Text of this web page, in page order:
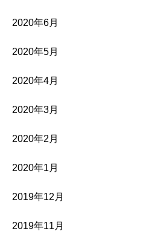
2020年6月
2020年5月
2020年4月
2020年3月
2020年2月
2020年1月
2019年12月
2019年11月